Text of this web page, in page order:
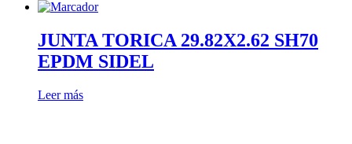
JUNTA TORICA 29.82X2.62 SH70
EPDM SIDEL
Leer más